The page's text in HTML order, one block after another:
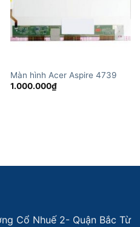
Màn hình Acer Aspire 4739
1.000.000₫
Cổ Nhuế 2- Quận Bắc Từ